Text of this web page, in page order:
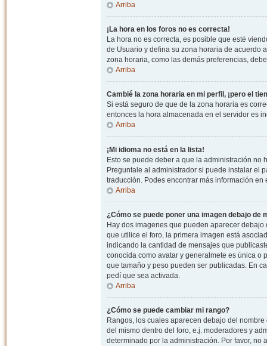
Arriba
¡La hora en los foros no es correcta!
La hora no es correcta, es posible que esté
de Usuario y defina su zona horaria de acuerdo
zona horaria, como las demás preferencias,
Arriba
Cambié la zona horaria en mi perfil, ¡pero el
Si está seguro de que de la zona horaria es
entonces la hora almacenada en el servidor es
Arriba
¡Mi idioma no está en la lista!
Esto se puede deber a que la administración no
Preguntale al administrador si puede instalar el
traducción. Podes encontrar más información
Arriba
¿Cómo se puede poner una imagen debajo de
Hay dos imagenes que pueden aparecer
que utilice el foro, la primera imagen está
indicando la cantidad de mensajes que
conocida como avatar y generalmete es única o
que tamaño y peso pueden ser publicadas. En
pedí que sea activada.
Arriba
¿Cómo se puede cambiar mi rango?
Rangos, los cuales aparecen debajo del
del mismo dentro del foro, e.j. moderadores y
determinado por la administración. Por favor,